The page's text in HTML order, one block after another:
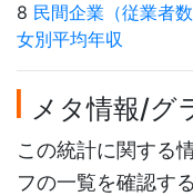
8 民間企業（従業者
女別平均年収
メタ情報/グ
この統計に関する
フの一覧を確認す